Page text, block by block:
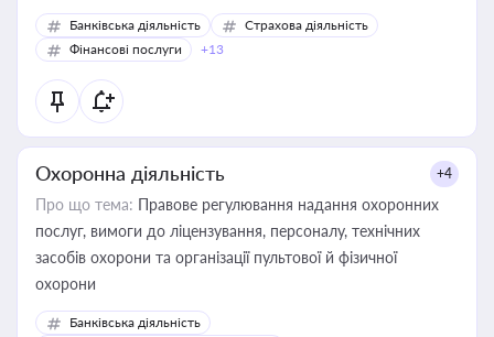
Банківська діяльність
Страхова діяльність
Фінансові послуги
+13
Охоронна діяльність +4
Про що тема: Правове регулювання надання охоронних
послуг, вимоги до ліцензування, персоналу, технічних
засобів охорони та організації пультової й фізичної
охорони
Банківська діяльність